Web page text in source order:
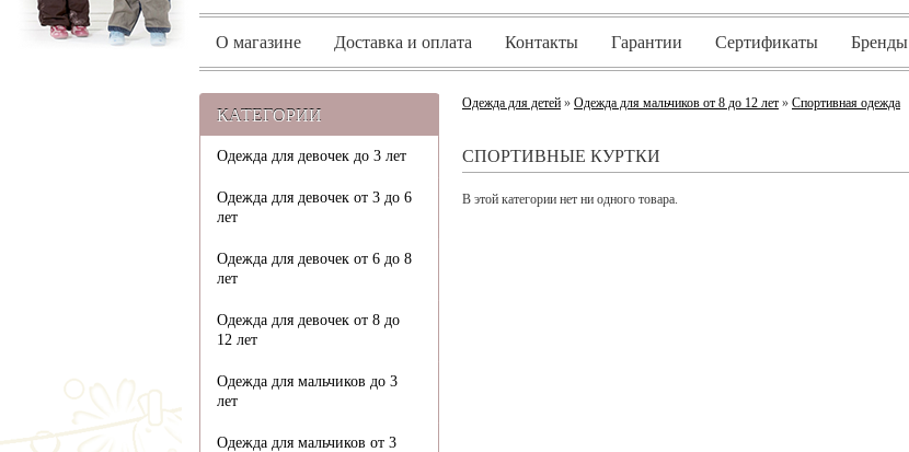
О магазине Доставка и оплата Контакты Гарантии Сертификаты Бренды
КАТЕГОРИИ
Одежда для девочек до 3 лет
Одежда для девочек от 3 до 6
лет
Одежда для девочек от 6 до 8
лет
Одежда для девочек от 8 до
12 лет
Одежда для мальчиков до 3
лет
Одежда для мальчиков от 3
Одежда для детей » Одежда для мальчиков от 8 до 12 лет » Спортивная одежда
СПОРТИВНЫЕ КУРТКИ
В этой категории нет ни одного товара.